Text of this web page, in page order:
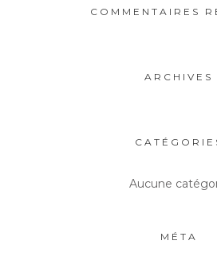
COMMENTAIRES
ARCHIVES
Aucune
MÉTA